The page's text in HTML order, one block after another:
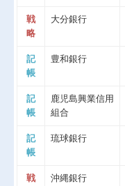
戦
略
大分銀行
記
帳
豊和銀行
記
帳
鹿児島興業信用
組合
記
帳
琉球銀行
戦
沖縄銀行